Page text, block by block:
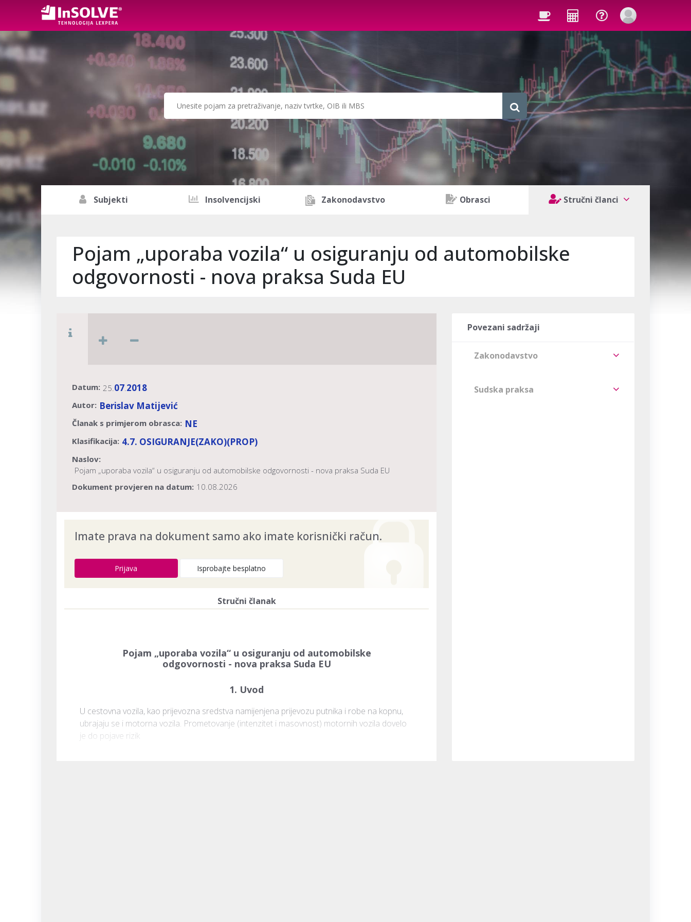
Subjekti Insolvencijski Zakonodavstvo Obrasci Stručni članci
Pojam „uporaba vozila“ u osiguranju od automobilske
odgovornosti - nova praksa Suda EU
Datum: 25.07.2018
Autor: Berislav Matijević
Članak s primjerom obrasca: NE
Klasifikacija: 4.7. OSIGURANJE(ZAKO)(PROP)
Naslov:
Pojam „uporaba vozila“ u osiguranju od automobilske odgovornosti - nova praksa Suda EU
Dokument provjeren na datum: 10.08.2026
Imate prava na dokument samo ako imate korisnički račun.
Prijava Isprobajte besplatno
Stručni članak
Pojam „uporaba vozila“ u osiguranju od automobilske
odgovornosti - nova praksa Suda EU
1. Uvod
U cestovna vozila, kao prijevozna sredstva namijenjena prijevozu putnika i robe na kopnu,
ubrajaju se i motorna vozila. Prometovanje (intenzitet i masovnost) motornih vozila dovelo
je do pojave rizik
Povezani sadržaji
Zakonodavstvo
Sudska praksa